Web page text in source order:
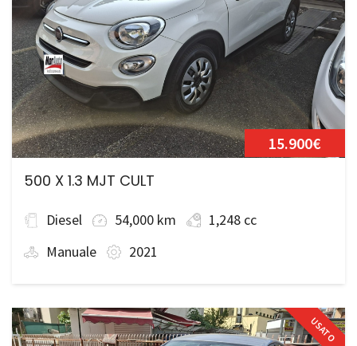
15.900€
500 X 1.3 MJT CULT
Diesel 54,000 km
1,248 cc
Manuale
2021
USATO